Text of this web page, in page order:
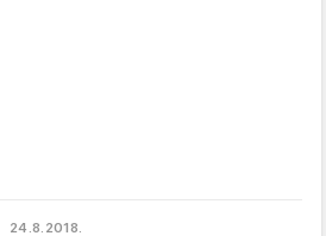
24.8.2018.